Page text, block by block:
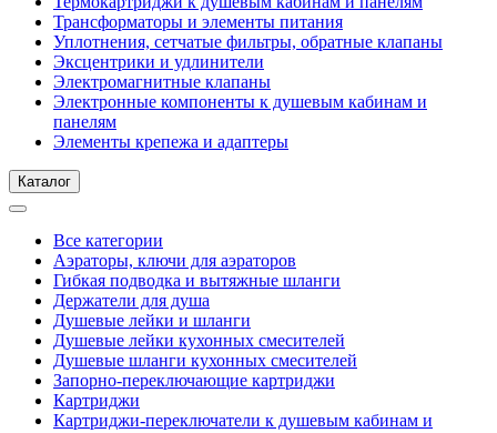
Трансформаторы и элементы питания
Уплотнения, сетчатые фильтры, обратные клапаны
Эксцентрики и удлинители
Электромагнитные клапаны
Электронные компоненты к душевым кабинам и
панелям
Элементы крепежа и адаптеры
Каталог
Все категории
Аэраторы, ключи для аэраторов
Гибкая подводка и вытяжные шланги
Держатели для душа
Душевые лейки и шланги
Душевые лейки кухонных смесителей
Душевые шланги кухонных смесителей
Запорно-переключающие картриджи
Картриджи
Картриджи-переключатели к душевым кабинам и